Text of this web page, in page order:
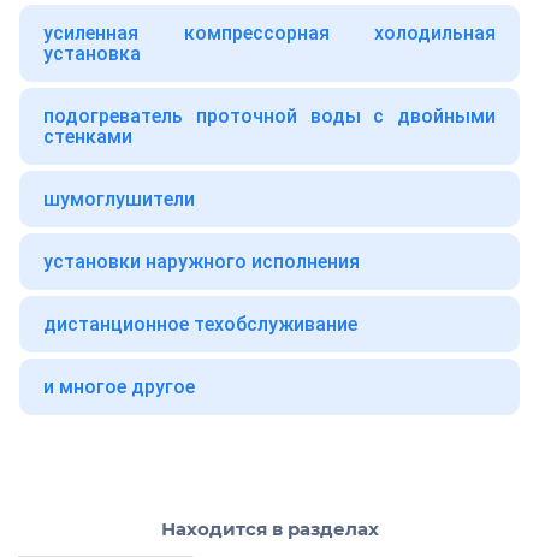
усиленная компрессорная холодильная
установка
подогреватель проточной воды с двойными
стенками
шумоглушители
установки наружного исполнения
дистанционное техобслуживание
и многое другое
Находится в разделах